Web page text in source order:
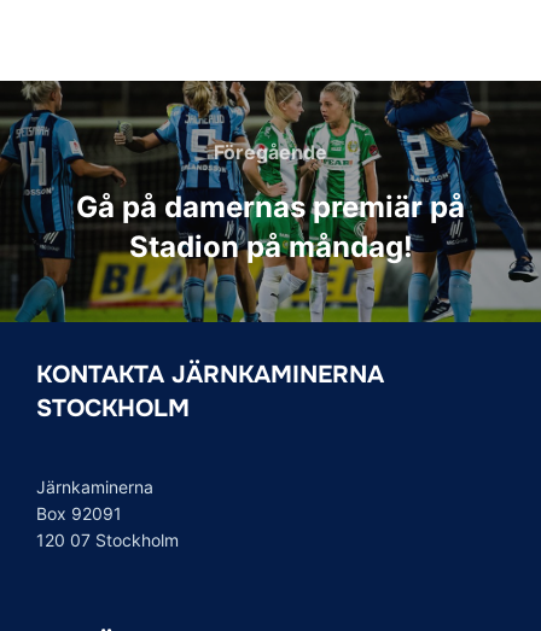
Inläggsnavigering
Föregående
Föregående
Gå på damernas premiär på
Stadion på måndag!
KONTAKTA JÄRNKAMINERNA
STOCKHOLM
Järnkaminerna
Box 92091
120 07 Stockholm